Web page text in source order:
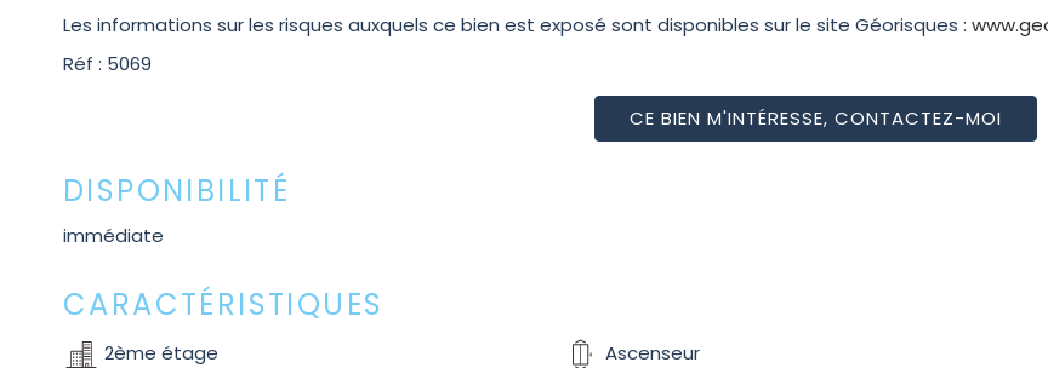
Les informations sur les risques auxquels ce bien est exposé sont disponibles sur le site Géorisques :
Réf : 5069
CE BIEN M'INTÉRESSE, CONTACTEZ-MOI
DISPONIBILITÉ
immédiate
CARACTÉRISTIQUES
2ème étage Ascenseur